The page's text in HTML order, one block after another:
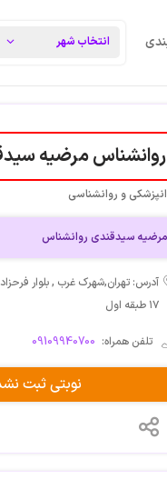
روانشناس مرضیه
و روانشناسی
مرضیه سیدقندی روانشناس
آدرس: تهران,شهرک غرب , بلوار
۱۷ طبقه اول
تلفن همراه: 09109940700
نوبتی ثبت